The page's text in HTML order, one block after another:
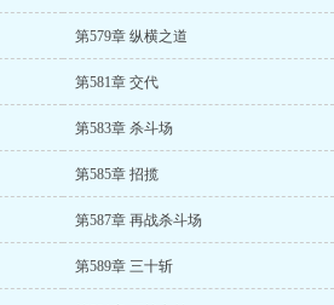
第579章 纵横之道
第581章 交代
第583章 杀斗场
第585章 招揽
第587章 再战杀斗场
第589章 三十斩